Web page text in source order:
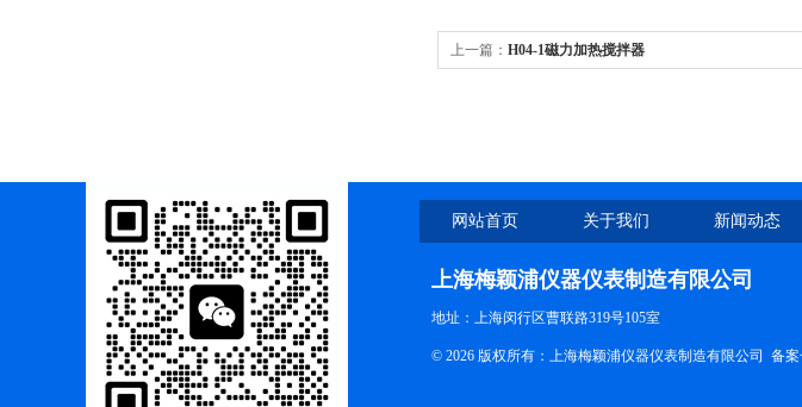
上一篇： H04-1磁力加热搅拌器
网站首页 关于我们 新闻动态
上海梅颖浦仪器仪表制造有限公司
地址：上海闵行区曹联路319号105室
© 2026 版权所有：上海梅颖浦仪器仪表制造有限公司 备案